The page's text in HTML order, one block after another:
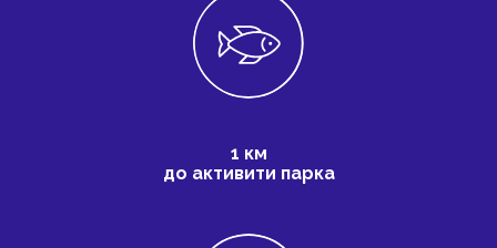
1 км
до активити парка